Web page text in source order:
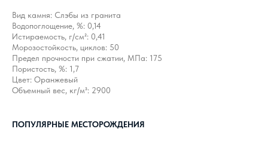
Вид камня: Слэбы из гранита
Водопоглощение, %: 0,14
Истираемость, г/см²: 0,41
Морозостойкость, циклов: 50
Предел прочности при сжатии, МПа: 175
Пористость, %: 1,7
Цвет: Оранжевый
Объемный вес, кг/м³: 2900
ПОПУЛЯРНЫЕ МЕСТОРОЖДЕНИЯ
КАК С НАМИ